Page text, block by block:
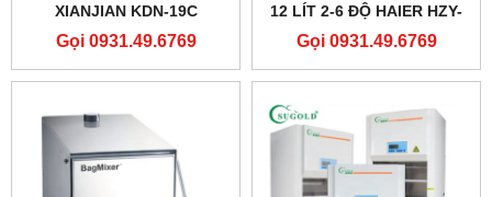
XIANJIAN KDN-19C
Gọi 0931.49.6769
12 LÍT 2-6 ĐỘ HAIER HZY-
15Z
Gọi 0931.49.6769